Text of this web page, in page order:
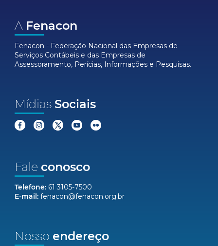
A Fenacon
Fenacon - Federação Nacional das Empresas de
Serviços Contábeis e das Empresas de
Assessoramento, Perícias, Informações e Pesquisas.
Mídias Sociais
Fale conosco
Telefone: 61 3105-7500
E-mail: fenacon@fenacon.org.br
Nosso endereço